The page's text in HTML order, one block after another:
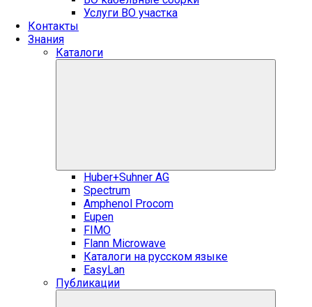
Услуги ВО участка
Контакты
Знания
Каталоги
Huber+Suhner AG
Spectrum
Amphenol Procom
Eupen
FIMO
Flann Microwave
Каталоги на русском языке
EasyLan
Публикации